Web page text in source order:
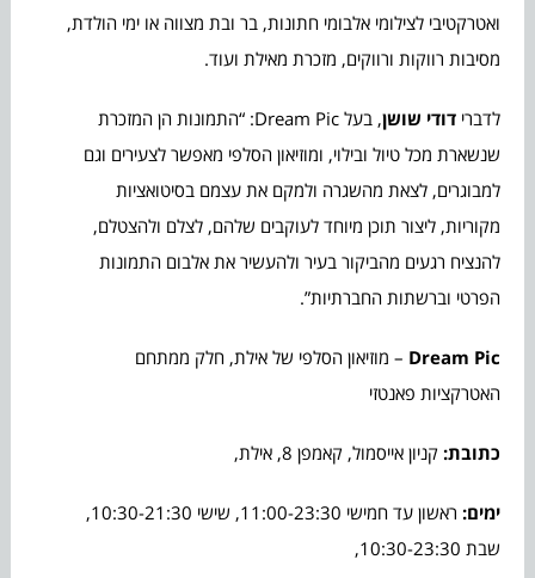
ואטרקטיבי לצילומי אלבומי חתונות, בר ובת מצווה או ימי הולדת,
מסיבות רווקות ורווקים, מזכרת מאילת ועוד.
לדברידודי שושן
, בעל Dream Pic: “התמונות הן המזכרת
שנשארת מכל טיול ובילוי, ומוזיאון הסלפי מאפשר לצעירים וגם
למבוגרים, לצאת מהשגרה ולמקם את עצמם בסיטואציות
מקוריות, ליצור תוכן מיוחד לעוקבים שלהם, לצלם ולהצטלם,
להנציח רגעים מהביקור בעיר ולהעשיר את אלבום התמונות
הפרטי וברשתות החברתיות”.
Dream Pic – מוזיאון הסלפי של אילת, חלק ממתחם
האטרקציות פאנטזי
כתובת: קניון אייסמול, קאמפן 8, אילת,
ימים:
ראשון עד חמישי 11:00-23:30, שישי 10:30-21:30,
שבת 10:30-23:30,